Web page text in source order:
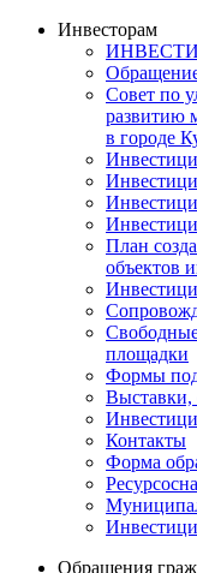
Инвесторам
Совет по
развитию
в городе
План
объектов
площадки
Формы
Контакты
Форма
Обращения